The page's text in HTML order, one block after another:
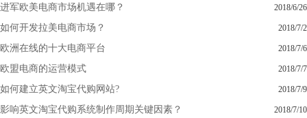
进军欧美电商市场机遇在哪？ 2018/6/26
如何开发拉美电商市场？ 2018/7/2
欧洲在线的十大电商平台 2018/7/6
欧盟电商的运营模式 2018/7/7
如何建立英文淘宝代购网站? 2018/7/9
影响英文淘宝代购系统制作周期关键因素？ 2018/7/10